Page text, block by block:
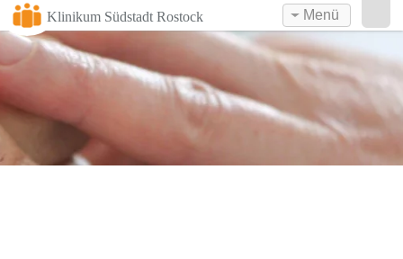
Klinikum Südstadt Rostock Menü